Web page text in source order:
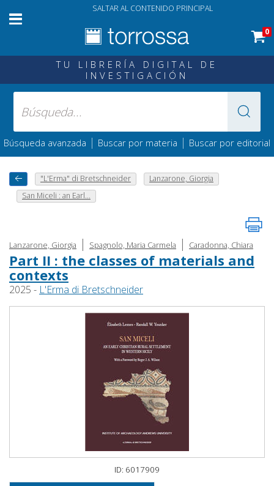
SALTAR AL CONTENIDO PRINCIPAL
0
TU LIBRERÍA DIGITAL DE
INVESTIGACIÓN
Búsqueda avanzada | Buscar por materia | Buscar por editorial
"L'Erma" di Bretschneider
Lanzarone, Giorgia
San Miceli : an Earl...
Lanzarone, Giorgia | Spagnolo, Maria Carmela | Caradonna, Chiara
Part II : the classes of materials and
contexts
2025 - L'Erma di Bretschneider
ID: 6017909